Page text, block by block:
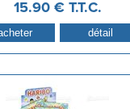
15.90 € T.T.C.